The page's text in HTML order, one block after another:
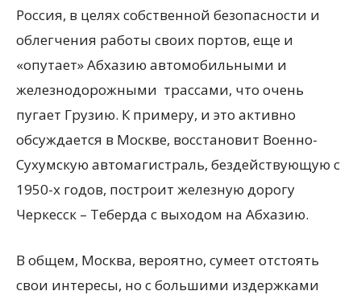
Россия, в целях собственной безопасности и
облегчения работы своих портов, еще и
«опутает» Абхазию автомобильными и
железнодорожными трассами, что очень
пугает Грузию. К примеру, и это активно
обсуждается в Москве, восстановит Военно-
Сухумскую автомагистраль, бездействующую с
1950-х годов, построит железную дорогу
Черкесск – Теберда с выходом на Абхазию.
В общем, Москва, вероятно, сумеет отстоять
свои интересы, но с большими издержками